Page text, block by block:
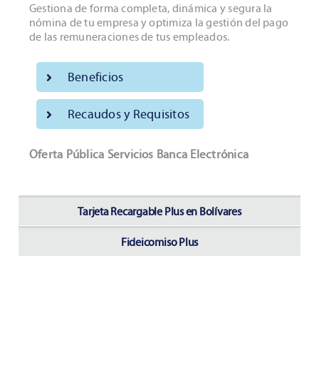
Gestiona de forma completa, dinámica y segura la
nómina de tu empresa y optimiza la gestión del pago
de las remuneraciones de tus empleados.
Beneficios
Recaudos y Requisitos
Oferta Pública Servicios Banca Electrónica
Tarjeta Recargable Plus en Bolívares
Fideicomiso Plus